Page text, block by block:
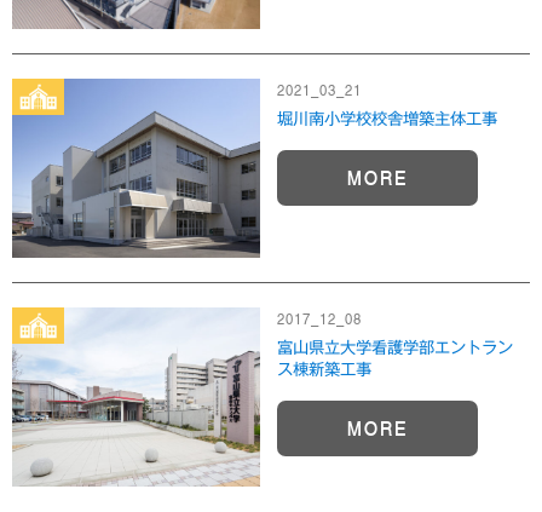
2021_03_21
堀川南小学校校舎増築主体工事
MORE
2017_12_08
富山県立大学看護学部エントラン
ス棟新築工事
MORE